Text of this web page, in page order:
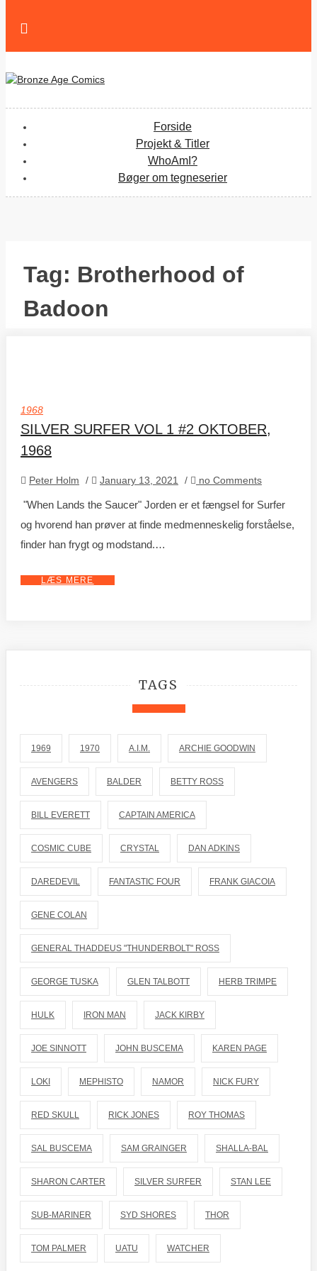
content
Forside
Projekt & Titler
WhoAmI?
Bøger om tegneserier
Tag: Brotherhood of
Badoon
1968
SILVER SURFER VOL 1 #2 OKTOBER,
1968
Peter Holm / January 13, 2021 / no Comments
"When Lands the Saucer" Jorden er et fængsel for Surfer
og hvorend han prøver at finde medmenneskelig forståelse,
finder han frygt og modstand.…
LÆS MERE
TAGS
1969 1970 A.I.M. ARCHIE GOODWIN
AVENGERS BALDER BETTY ROSS
BILL EVERETT CAPTAIN AMERICA
COSMIC CUBE CRYSTAL DAN ADKINS
DAREDEVIL FANTASTIC FOUR FRANK GIACOIA
GENE COLAN
GENERAL THADDEUS "THUNDERBOLT" ROSS
GEORGE TUSKA GLEN TALBOTT HERB TRIMPE
HULK IRON MAN JACK KIRBY
JOE SINNOTT JOHN BUSCEMA KAREN PAGE
LOKI MEPHISTO NAMOR NICK FURY
RED SKULL RICK JONES ROY THOMAS
SAL BUSCEMA SAM GRAINGER SHALLA-BAL
SHARON CARTER SILVER SURFER STAN LEE
SUB-MARINER SYD SHORES THOR
TOM PALMER UATU WATCHER